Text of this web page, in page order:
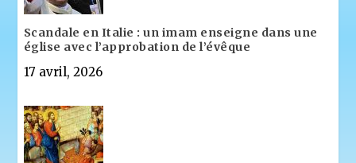
Scandale en Italie : un imam enseigne dans une
église avec l’approbation de l’évêque
17 avril, 2026